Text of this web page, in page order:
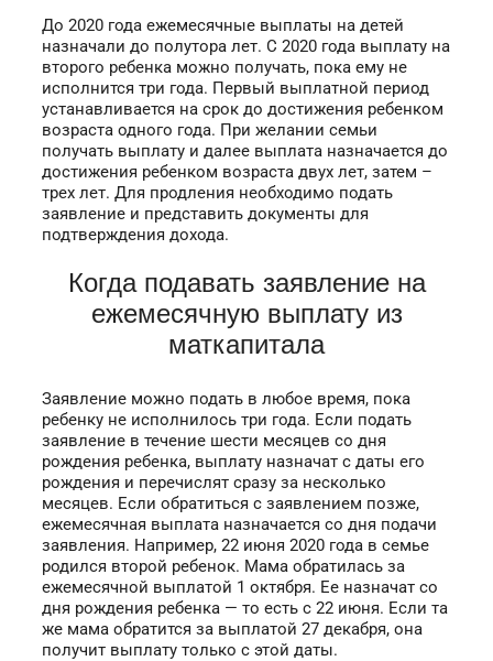
До 2020 года ежемесячные выплаты на детей
назначали до полутора лет. С 2020 года выплату на
второго ребенка можно получать, пока ему не
исполнится три года. Первый выплатной период
устанавливается на срок до достижения ребенком
возраста одного года. При желании семьи
получать выплату и далее выплата назначается до
достижения ребенком возраста двух лет, затем –
трех лет. Для продления необходимо подать
заявление и представить документы для
подтверждения дохода.
Когда подавать заявление на
ежемесячную выплату из
маткапитала
Заявление можно подать в любое время, пока
ребенку не исполнилось три года. Если подать
заявление в течение шести месяцев со дня
рождения ребенка, выплату назначат с даты его
рождения и перечислят сразу за несколько
месяцев. Если обратиться с заявлением позже,
ежемесячная выплата назначается со дня подачи
заявления. Например, 22 июня 2020 года в семье
родился второй ребенок. Мама обратилась за
ежемесячной выплатой 1 октября. Ее назначат со
дня рождения ребенка — то есть с 22 июня. Если та
же мама обратится за выплатой 27 декабря, она
получит выплату только с этой даты.